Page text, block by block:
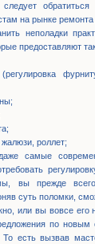
на рынке ремонта
неполадки
предоставляют
роллет;
самые
вы прежде
суть поломки,
или вы вовсе его
по
есть вызвав